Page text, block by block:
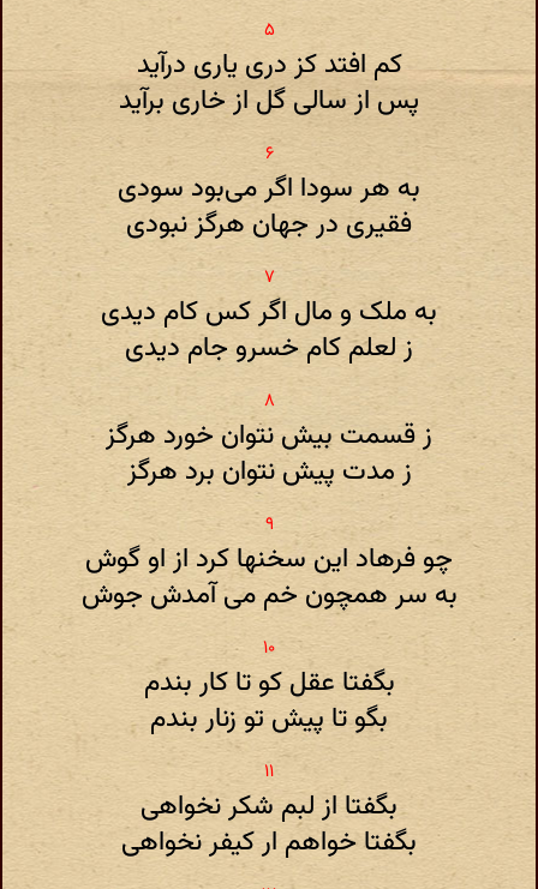
کم افتد کز دری یاری درآید
پس از سالی گل از خاری برآید
به هر سودا اگر می‌بود سودی
فقیری در جهان هرگز نبودی
به ملک و مال اگر کس کام دیدی
ز لعلم کام خسرو جام دیدی
ز قسمت بیش نتوان خورد هرگز
ز مدت پیش نتوان برد هرگز
چو فرهاد این سخنها کرد از او گوش
به سر همچون خم می آمدش جوش
بگفتا عقل کو تا کار بندم
بگو تا پیش تو زنار بندم
بگفتا از لبم شکر نخواهی
بگفتا خواهم ار کیفر نخواهی